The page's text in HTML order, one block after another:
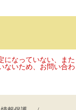
になっていない、また
ないため、お問い合わ